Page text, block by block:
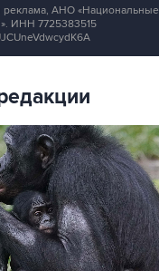
реклама, АНО «Национальные
ИНН 7725383515